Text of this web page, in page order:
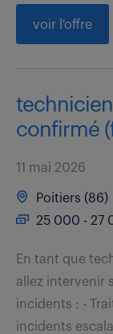
voir l'offre
confirmé
11 mai 2026
Poitiers (86)
25 000 - 27
En tant que
allez intervenir
incidents : -
incidents